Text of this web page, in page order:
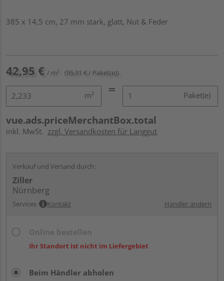
385 x 14,5 cm, 27 mm stark, glatt, Nut & Feder
42,95 € / m² (95,91 € / Paket(e))
m² Paket(e)
vue.ads.priceMerchantBox.total
inkl. MwSt. zzgl. Versandkosten für Langgut
Verkauf und Versand durch:
Ziller
Nürnberg
Services Kontakt Händler ändern
Ihr Standort ist nicht im Liefergebiet
Beim Händler abholen